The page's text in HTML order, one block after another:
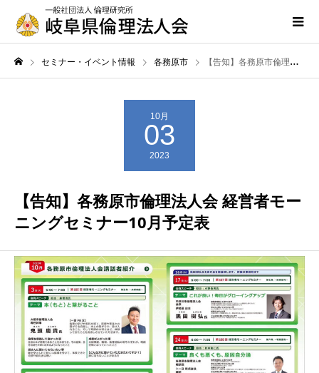
セミナー・イベント情報 各務原市 【告知】各務原市倫理法人会 経営者モーニングセミナー10月予定表
10月
03
2023
【告知】各務原市倫理法人会 経営者モー
ニングセミナー10月予定表